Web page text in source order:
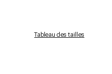
Tableau des tailles